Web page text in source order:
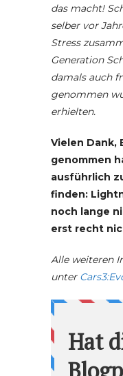
das macht!
selber vor
Stress
Generation
damals auch
genommen
erhielten.
Vielen Dank,
genommen
ausführlich
finden:
noch lange
erst recht
Alle weiteren
unter